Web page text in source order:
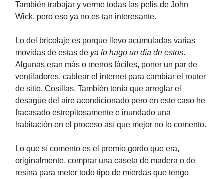
También trabajar y verme todas las pelis de John
Wick, pero eso ya no es tan interesante.
Lo del bricolaje es porque llevo acumuladas varias
movidas de estas de ya lo hago un día de estos.
Algunas eran más o menos fáciles, poner un par de
ventiladores, cablear el internet para cambiar el router
de sitio. Cosillas. También tenía que arreglar el
desagüe del aire acondicionado pero en este caso he
fracasado estrepitosamente e inundado una
habitación en el proceso así que mejor no lo comento.
Lo que sí comento es el premio gordo que era,
originalmente, comprar una caseta de madera o de
resina para meter todo tipo de mierdas que tengo